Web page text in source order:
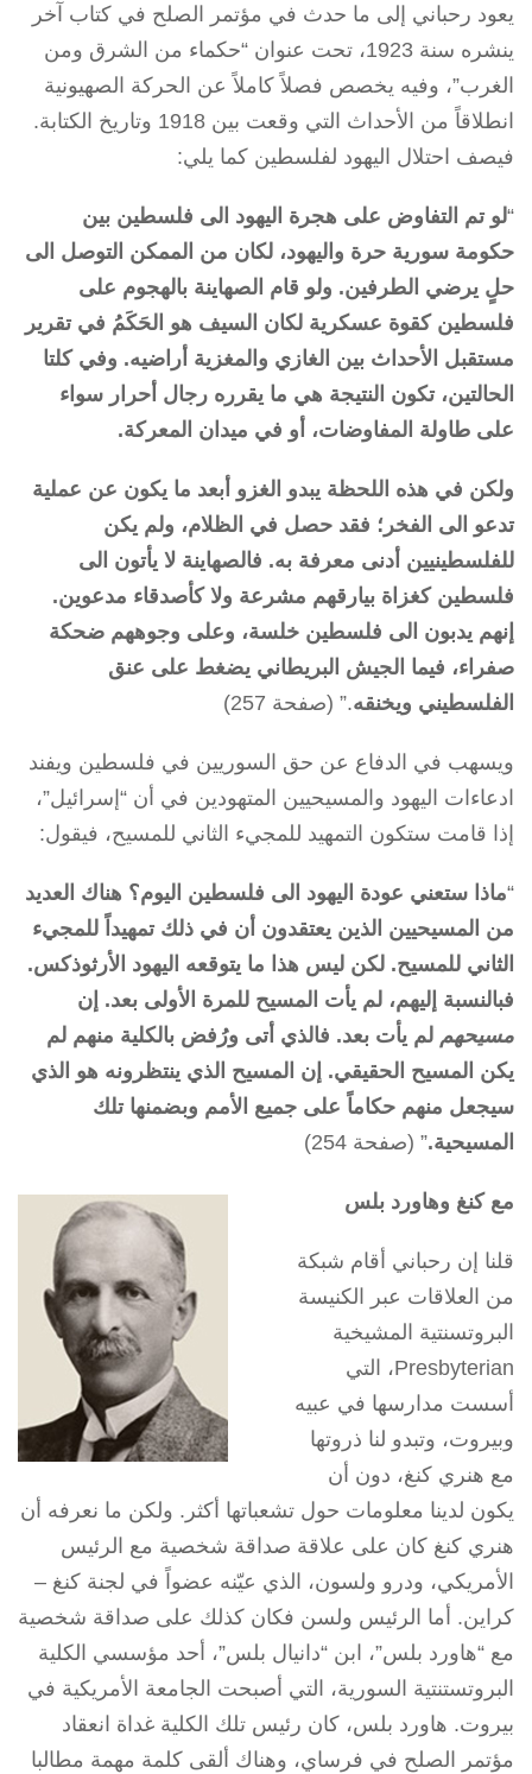
يعود رحباني إلى ما حدث في مؤتمر الصلح في كتاب آخر
ينشره سنة 1923، تحت عنوان “حكماء من الشرق ومن
الغرب”، وفيه يخصص فصلاً كاملاً عن الحركة الصهيونية
انطلاقاً من الأحداث التي وقعت بين 1918 وتاريخ الكتابة.
فيصف احتلال اليهود لفلسطين كما يلي:
“لو تم التفاوض على هجرة اليهود الى فلسطين بين
حكومة سورية حرة واليهود، لكان من الممكن التوصل الى
حلٍ يرضي الطرفين. ولو قام الصهاينة بالهجوم على
فلسطين كقوة عسكرية لكان السيف هو الحَكَمُ في تقرير
مستقبل الأحداث بين الغازي والمغزية أراضيه. وفي كلتا
الحالتين، تكون النتيجة هي ما يقرره رجال أحرار سواء
على طاولة المفاوضات، أو في ميدان المعركة.
ولكن في هذه اللحظة يبدو الغزو أبعد ما يكون عن عملية
تدعو الى الفخر؛ فقد حصل في الظلام، ولم يكن
للفلسطينيين أدنى معرفة به. فالصهاينة لا يأتون الى
فلسطين كغزاة بيارقهم مشرعة ولا كأصدقاء مدعوين.
إنهم يدبون الى فلسطين خلسة، وعلى وجوههم ضحكة
صفراء، فيما الجيش البريطاني يضغط على عنق
الفلسطيني ويخنقه.” (صفحة 257)
ويسهب في الدفاع عن حق السوريين في فلسطين ويفند
ادعاءات اليهود والمسيحيين المتهودين في أن “إسرائيل”،
إذا قامت ستكون التمهيد للمجيء الثاني للمسيح، فيقول:
“ماذا ستعني عودة اليهود الى فلسطين اليوم؟ هناك العديد
من المسيحيين الذين يعتقدون أن في ذلك تمهيداً للمجيء
الثاني للمسيح. لكن ليس هذا ما يتوقعه اليهود الأرثوذكس.
فبالنسبة إليهم، لم يأت المسيح للمرة الأولى بعد. إن
مسيحهم لم يأت بعد. فالذي أتى ورُفض بالكلية منهم لم
يكن المسيح الحقيقي. إن المسيح الذي ينتظرونه هو الذي
سيجعل منهم حكاماً على جميع الأمم وبضمنها تلك
المسيحية.” (صفحة 254)
مع كنغ وهاورد بلس
قلنا إن رحباني أقام شبكة
من العلاقات عبر الكنيسة
البروتسنتية المشيخية
Presbyterian، التي
أسست مدارسها في عبيه
وبيروت، وتبدو لنا ذروتها
مع هنري كنغ، دون أن
يكون لدينا معلومات حول تشعباتها أكثر. ولكن ما نعرفه أن
هنري كنغ كان على علاقة صداقة شخصية مع الرئيس
الأمريكي، ودرو ولسون، الذي عيّنه عضواً في لجنة كنغ –
كراين. أما الرئيس ولسن فكان كذلك على صداقة شخصية
مع “هاورد بلس”، ابن “دانيال بلس”، أحد مؤسسي الكلية
البروتستنتية السورية، التي أصبحت الجامعة الأمريكية في
بيروت. هاورد بلس، كان رئيس تلك الكلية غداة انعقاد
مؤتمر الصلح في فرساي، وهناك ألقى كلمة مهمة مطالبا